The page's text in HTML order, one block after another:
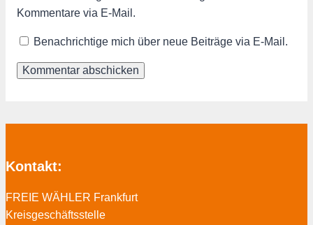
Kommentare via E-Mail.
Benachrichtige mich über neue Beiträge via E-Mail.
Kontakt:
FREIE WÄHLER Frankfurt
Kreisgeschäftsstelle